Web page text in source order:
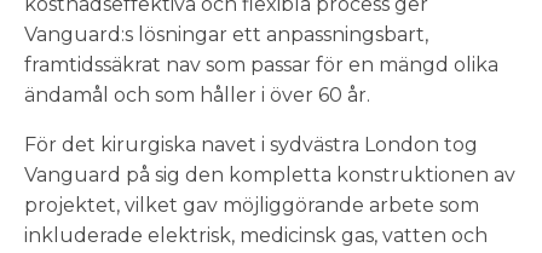
Vanguard:s lösningar ett anpassningsbart,
framtidssäkrat nav som passar för en mängd olika
ändamål och som håller i över 60 år.
För det kirurgiska navet i sydvästra London tog
Vanguard på sig den kompletta konstruktionen av
projektet, vilket gav möjliggörande arbete som
inkluderade elektrisk, medicinsk gas, vatten och